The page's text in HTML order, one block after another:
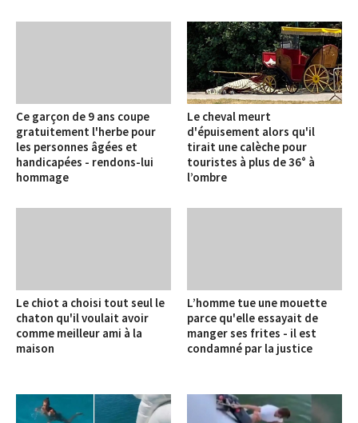
Ce garçon de 9 ans coupe
gratuitement l'herbe pour
les personnes âgées et
handicapées - rendons-lui
hommage
Le cheval meurt
d'épuisement alors qu'il
tirait une calèche pour
touristes à plus de 36° à
l’ombre
Le chiot a choisi tout seul le
chaton qu'il voulait avoir
comme meilleur ami à la
maison
L’homme tue une mouette
parce qu'elle essayait de
manger ses frites - il est
condamné par la justice